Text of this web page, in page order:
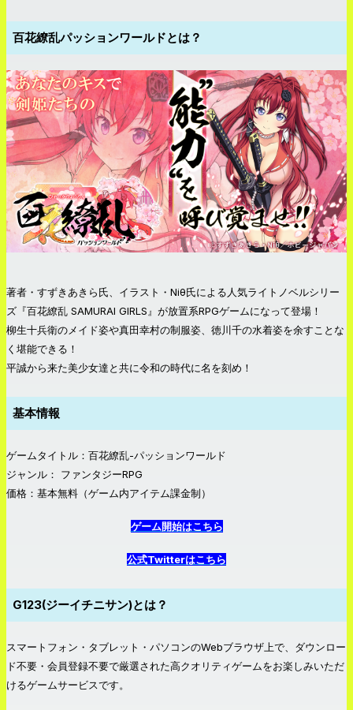
百花繚乱パッションワールドとは？
著者・すずきあきら氏、イラスト・Niθ氏による人気ライトノベルシリー
ズ『百花繚乱 SAMURAI GIRLS』が放置系RPGゲームになって登場！
柳生十兵衛のメイド姿や真田幸村の制服姿、徳川千の水着姿を余すことな
く堪能できる！
平誠から来た美少女達と共に令和の時代に名を刻め！
基本情報
ゲームタイトル：百花繚乱-パッションワールド
ジャンル： ファンタジーRPG
価格：基本無料（ゲーム内アイテム課金制）
ゲーム開始はこちら
公式Twitterはこちら
G123(ジーイチニサン)とは？
スマートフォン・タブレット・パソコンのWebブラウザ上で、ダウンロー
ド不要・会員登録不要で厳選された高クオリティゲームをお楽しみいただ
けるゲームサービスです。